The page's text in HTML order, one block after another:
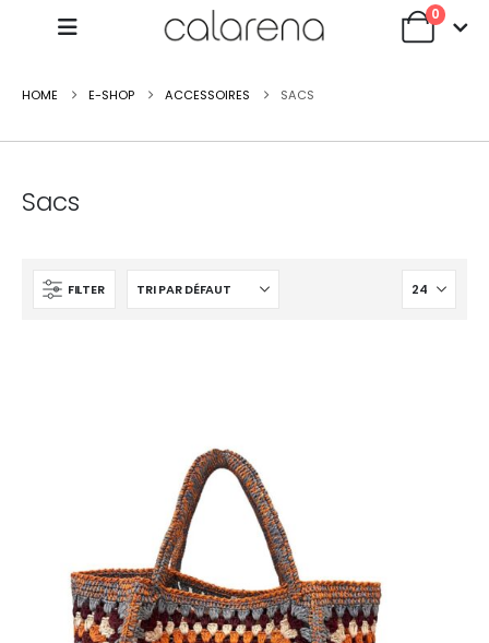
0
HOME E-SHOP ACCESSOIRES SACS
Sacs
FILTER